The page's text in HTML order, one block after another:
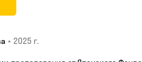
• 2025 г.